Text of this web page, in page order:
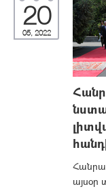
20
05, 2022
այսօր